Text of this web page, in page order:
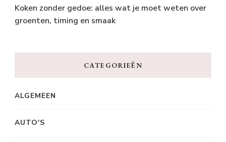
Koken zonder gedoe: alles wat je moet weten over
groenten, timing en smaak
CATEGORIEËN
ALGEMEEN
AUTO'S